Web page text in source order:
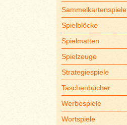
Sammelkartenspiele
Spielblöcke
Spielmatten
Spielzeuge
Strategiespiele
Taschenbücher
Werbespiele
Wortspiele